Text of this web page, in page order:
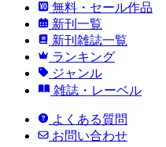
無料・セール作品
新刊一覧
新刊雑誌一覧
ランキング
ジャンル
雑誌・レーベル
よくある質問
お問い合わせ